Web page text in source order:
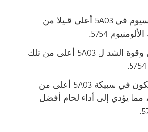
محتوى المغنيسيوم في 5A03 أعلى قليلا من
5754.
مقاومة التآكل وقوة الشد ل 5A03 أعلى من تلك
محتوى السيليكون في سبيكة 5A03 أعلى من
محتوى 5754 ، مما يؤدي إلى أداء لحام أفضل